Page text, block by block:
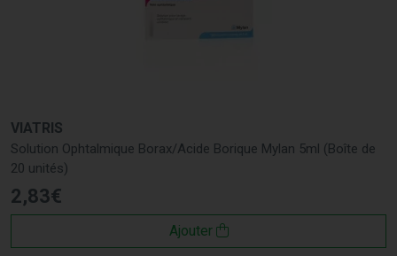
VIATRIS
Solution Ophtalmique Borax/Acide Borique Mylan 5ml (Boîte de
20 unités)
2,83€
Ajouter